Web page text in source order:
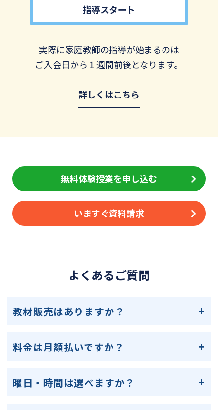
指導スタート
実際に家庭教師の指導が始まるのは
ご入会日から１週間前後となります。
詳しくはこちら
無料体験授業を申し込む
いますぐ資料請求
よくあるご質問
教材販売はありますか？
料金は月額払いですか？
曜日・時間は選べますか？